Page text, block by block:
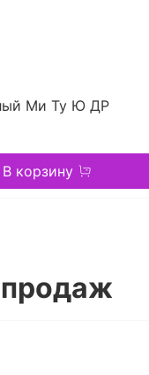
Ми Ту Ю ДР
В корзину